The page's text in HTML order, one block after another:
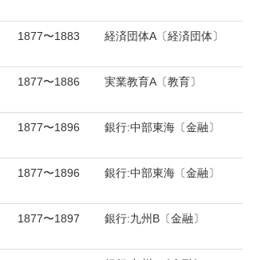
1877〜1883 経済団体A〔経済団体〕
1877〜1886 実業教育A〔教育〕
1877〜1896 銀行:中部東海〔金融〕
1877〜1896 銀行:中部東海〔金融〕
1877〜1897 銀行:九州B〔金融〕